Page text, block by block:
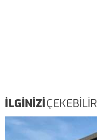
İLGİNİZİÇEKEBİLİR